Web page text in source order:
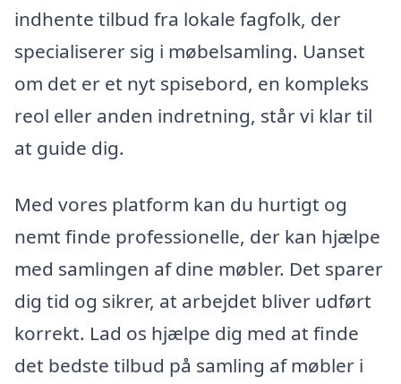
indhente tilbud fra lokale fagfolk, der
specialiserer sig i møbelsamling. Uanset
om det er et nyt spisebord, en kompleks
reol eller anden indretning, står vi klar til
at guide dig.
Med vores platform kan du hurtigt og
nemt finde professionelle, der kan hjælpe
med samlingen af dine møbler. Det sparer
dig tid og sikrer, at arbejdet bliver udført
korrekt. Lad os hjælpe dig med at finde
det bedste tilbud på samling af møbler i